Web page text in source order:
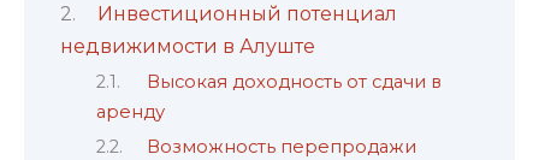
Инвестиционный потенциал
недвижимости в Алуште
Высокая доходность от сдачи в
аренду
Возможность перепродажи